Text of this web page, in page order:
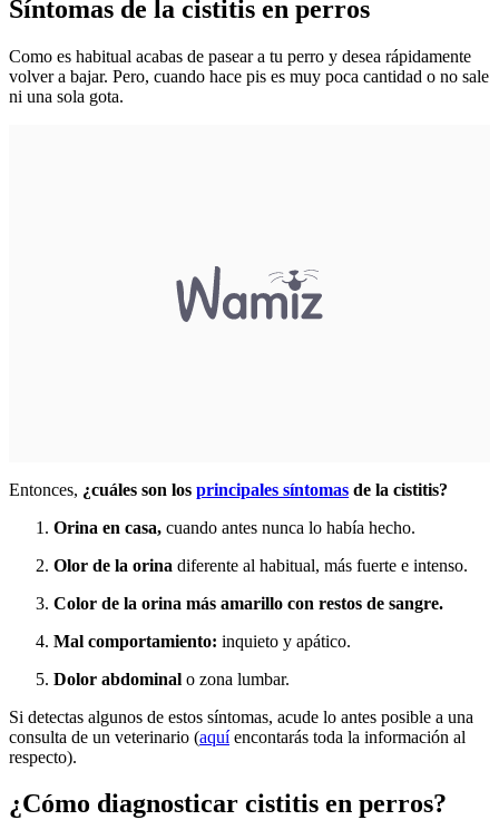
Síntomas de la cistitis en perros
Como es habitual acabas de pasear a tu perro y desea rápidamente
volver a bajar. Pero, cuando hace pis es muy poca cantidad o no sale
ni una sola gota.
Entonces, ¿cuáles son los principales síntomas de la cistitis?
Orina en casa, cuando antes nunca lo había hecho.
Olor de la orina diferente al habitual, más fuerte e intenso.
Color de la orina más amarillo con restos de sangre.
Mal comportamiento: inquieto y apático.
Dolor abdominal o zona lumbar.
Si detectas algunos de estos síntomas, acude lo antes posible a una
consulta de un veterinario (aquíencontarás toda la información al
respecto).
¿Cómo diagnosticar cistitis en perros?